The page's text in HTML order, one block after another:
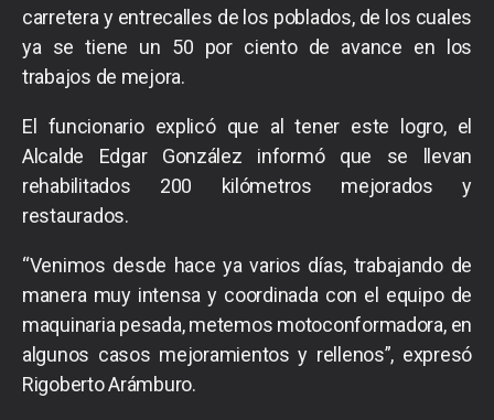
carretera y entrecalles de los poblados, de los cuales
ya se tiene un 50 por ciento de avance en los
trabajos de mejora.
El funcionario explicó que al tener este logro, el
Alcalde Edgar González informó que se llevan
rehabilitados 200 kilómetros mejorados y
restaurados.
“Venimos desde hace ya varios días, trabajando de
manera muy intensa y coordinada con el equipo de
maquinaria pesada, metemos motoconformadora, en
algunos casos mejoramientos y rellenos”, expresó
Rigoberto Arámburo.